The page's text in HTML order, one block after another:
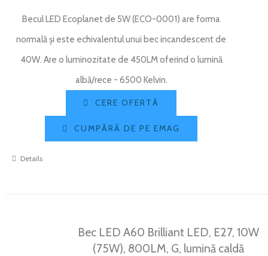
Becul LED Ecoplanet de 5W (ECO-0001) are forma
normală și este echivalentul unui bec incandescent de
40W. Are o luminozitate de 450LM oferind o lumină
albă/rece - 6500 Kelvin.
CERE OFERTĂ
CUMPĂRĂ DE PE EMAG
Details
Bec LED A60 Brilliant LED, E27, 10W
(75W), 800LM, G, lumină caldă